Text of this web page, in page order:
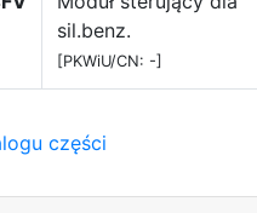
sil.benz.
[PKWiU/CN: -]
części